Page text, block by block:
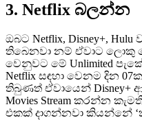
3. Netflix බලන්න
ඔබට Netflix, Disney+,
තිබෙනවා නම් ඒවාට ලොකු
වෙනුවට මේ Unlimited
Netflix සඳහා වෙනම දින
තිබුණත් ඒවායෙන් Disney+
Movies Stream කරන්න
එකක් දාගන්නවා කියන්නේ